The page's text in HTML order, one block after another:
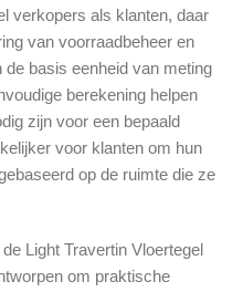
verkopers als klanten, daar
van voorraadbeheer en
basis eenheid van meting
berekening helpen
zijn voor een bepaald
voor klanten om hun
op de ruimte die ze
Light Travertin Vloertegel
om praktische